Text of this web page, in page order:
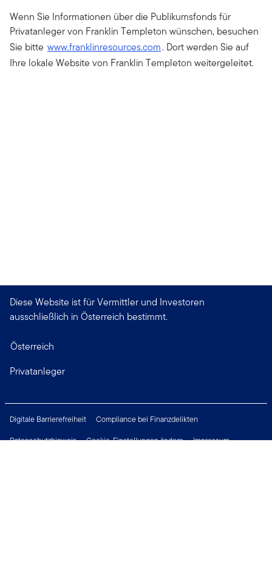
Wenn Sie Informationen über die Publikumsfonds für
Privatanleger von Franklin Templeton wünschen, besuchen
Sie bitte www.franklinresources.com. Dort werden Sie auf
Ihre lokale Website von Franklin Templeton weitergeleitet.
Diese Website ist für Vermittler und Investoren
ausschließlich in Österreich bestimmt.
Österreich
Privatanleger
Digitale Barrierefreiheit
Compliance bei Finanzdelikten
Datenschutzhinweis
Cookie-Einstellungen ändern
Impressum